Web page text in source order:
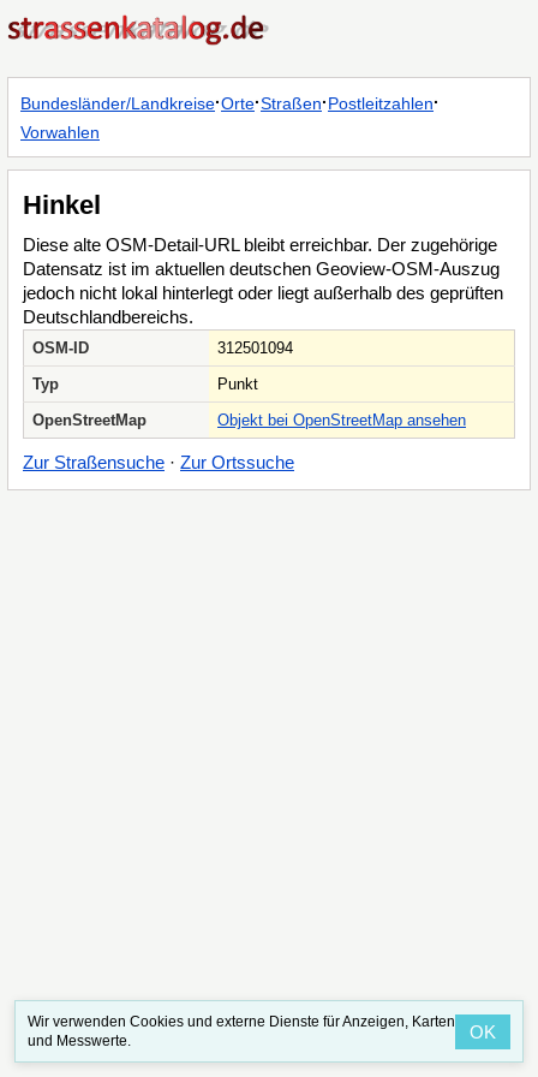
Bundesländer/Landkreise·Orte·Straßen·Postleitzahlen·
Vorwahlen
Hinkel
Diese alte OSM-Detail-URL bleibt erreichbar. Der zugehörige
Datensatz ist im aktuellen deutschen Geoview-OSM-Auszug
jedoch nicht lokal hinterlegt oder liegt außerhalb des geprüften
Deutschlandbereichs.
OSM-ID
312501094
Typ
Punkt
OpenStreetMap
Objekt bei OpenStreetMap ansehen
Zur Straßensuche · Zur Ortssuche
Wir verwenden Cookies und externe Dienste für Anzeigen, Karten
und Messwerte.
OK